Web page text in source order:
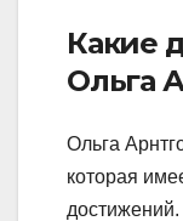
Какие
Ольга
Ольга
которая